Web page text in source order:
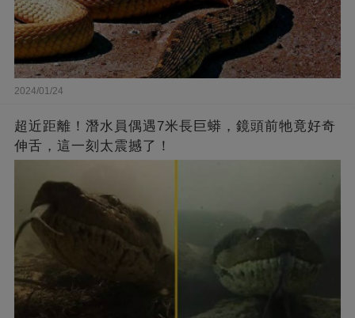
2024/01/24
超近距離！潛水員偶遇7米長巨蟒，鏡頭前牠竟好奇
伸舌，這一刻太震撼了！